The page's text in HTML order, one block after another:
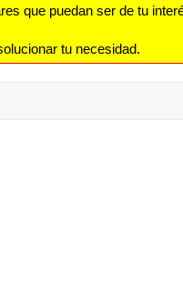
que puedan ser de tu
tu necesidad.